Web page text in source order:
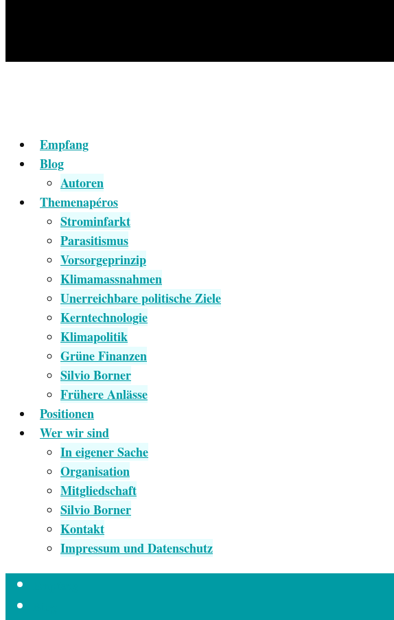
Empfang
Blog
Autoren
Themenapéros
Strominfarkt
Parasitismus
Vorsorgeprinzip
Klimamassnahmen
Unerreichbare politische Ziele
Kerntechnologie
Klimapolitik
Grüne Finanzen
Silvio Borner
Frühere Anlässe
Positionen
Wer wir sind
In eigener Sache
Organisation
Mitgliedschaft
Silvio Borner
Kontakt
Impressum und Datenschutz